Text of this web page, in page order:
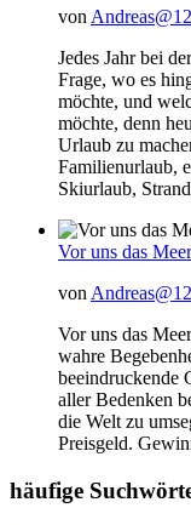
von
Jedes Jahr bei
Frage, wo es
möchte, und
möchte, denn
Urlaub zu
Familienurlaub,
Skiurlaub,
Vor uns das Meer
von
Vor uns das
wahre
beeindruckende
aller Bedenken
die Welt zu
Preisgeld.
häufige